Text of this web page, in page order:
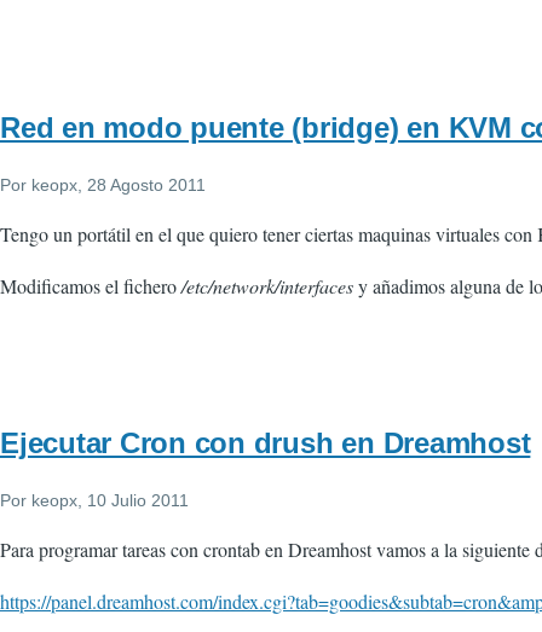
Red en modo puente (bridge) en KVM
Por keopx , 28 Agosto 2011
Tengo un portátil en el que quiero tener ciertas maquinas virtuales
Modificamos el fichero/etc/network/interfacesy añadimos alguna de
Ejecutar Cron con drush en Dreamhost
Por keopx , 10 Julio 2011
Para programar tareas con crontab en Dreamhost vamos a la siguiente
https://panel.dreamhost.com/